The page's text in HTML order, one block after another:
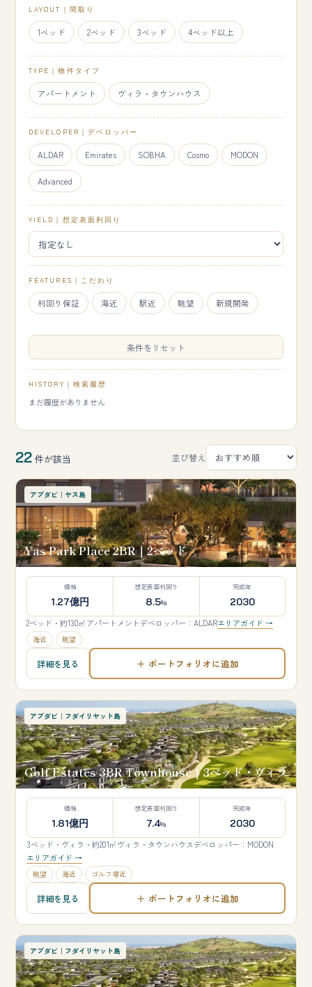
LAYOUT｜間取り
1ベッド 2ベッド 3ベッド 4ベッド以上
TYPE｜物件タイプ
アパートメント ヴィラ・タウンハウス
DEVELOPER｜デベロッパー
ALDAR Emirates SOBHA Cosmo MODON
Advanced
YIELD｜想定表面利回り
FEATURES｜こだわり
利回り保証 海近 駅近 眺望 新規開発
条件をリセット
HISTORY｜検索履歴
まだ履歴がありません
22 件が該当 並び替え
アブダビ｜ヤス島
Yas Park Place 2BR｜2ベッド
価格
1.27億円
想定表面利回り
8.5%
完成年
2030
2ベッド・約130㎡アパートメントデベロッパー：ALDARエリアガイド →
海近 眺望
詳細を見る ＋ ポートフォリオに追加
アブダビ｜フダイリヤット島
Golf Estates 3BR Townhouse｜3ベッド・ヴィラ
価格
1.81億円
想定表面利回り
7.4%
完成年
2030
3ベッド・ヴィラ・約201㎡ ヴィラ・タウンハウスデベロッパー：MODON
エリアガイド →
眺望 海近 ゴルフ場近
詳細を見る ＋ ポートフォリオに追加
アブダビ｜フダイリヤット島